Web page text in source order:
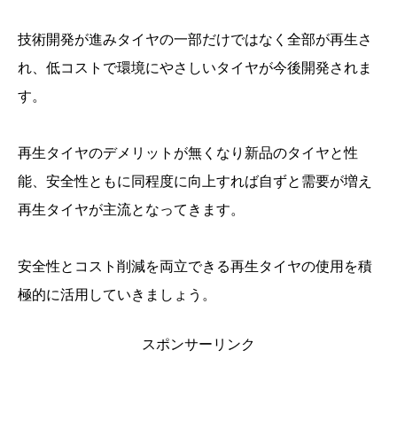
技術開発が進みタイヤの一部だけではなく全部が再生さ
れ、低コストで環境にやさしいタイヤが今後開発されま
す。
再生タイヤのデメリットが無くなり新品のタイヤと性
能、安全性ともに同程度に向上すれば自ずと需要が増え
再生タイヤが主流となってきます。
安全性とコスト削減を両立できる再生タイヤの使用を積
極的に活用していきましょう。
スポンサーリンク